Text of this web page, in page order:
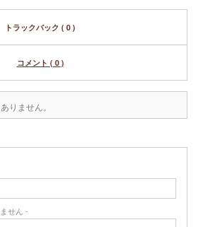
トラックバック ( 0 )
コメント ( 0 )
りません。
せん -